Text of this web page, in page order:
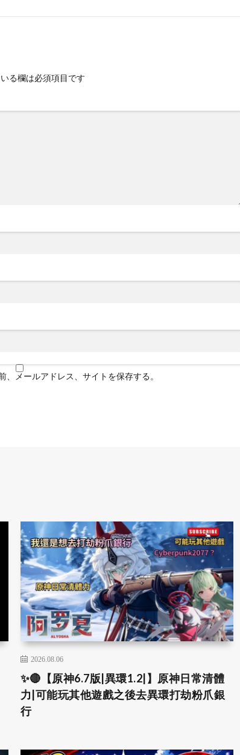
る欄は必須項目です
メールアドレス、サイトを保存する。
2026.08.06
✨🔴【原神6.7版|異環1.2|】原神日常清體
力|可能玩其他遊戲之後去異環打劫粉爪銀
行